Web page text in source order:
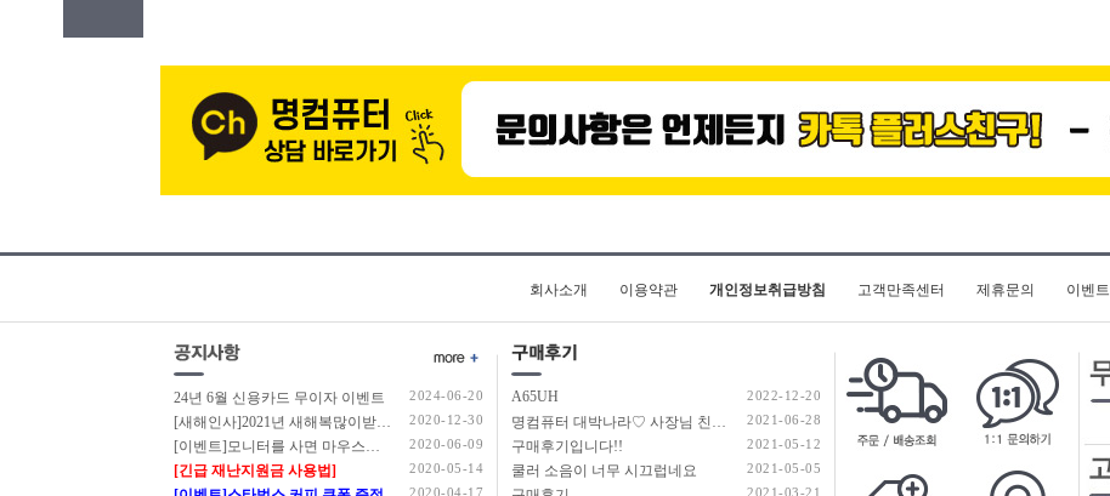
회사소개 이용약관 개인정보취급방침 고객만족센터 제휴문의 이벤트
24년 6월 신용카드 무이자 이벤트 2024-06-20
[새해인사]2021년 새해복많이받으세요. 2020-12-30
[이벤트]모니터를 사면 마우스를 드립니다. 2020-06-09
[긴급 재난지원금 사용법] 2020-05-14
2020-04-17
A65UH 2022-12-20
명컴퓨터 대박나라♡ 사장님 친절도 100000% / 부품 하자 0% 2021-06-28
구매후기입니다!! 2021-05-12
쿨러 소음이 너무 시끄럽네요 2021-05-05
2021-03-21